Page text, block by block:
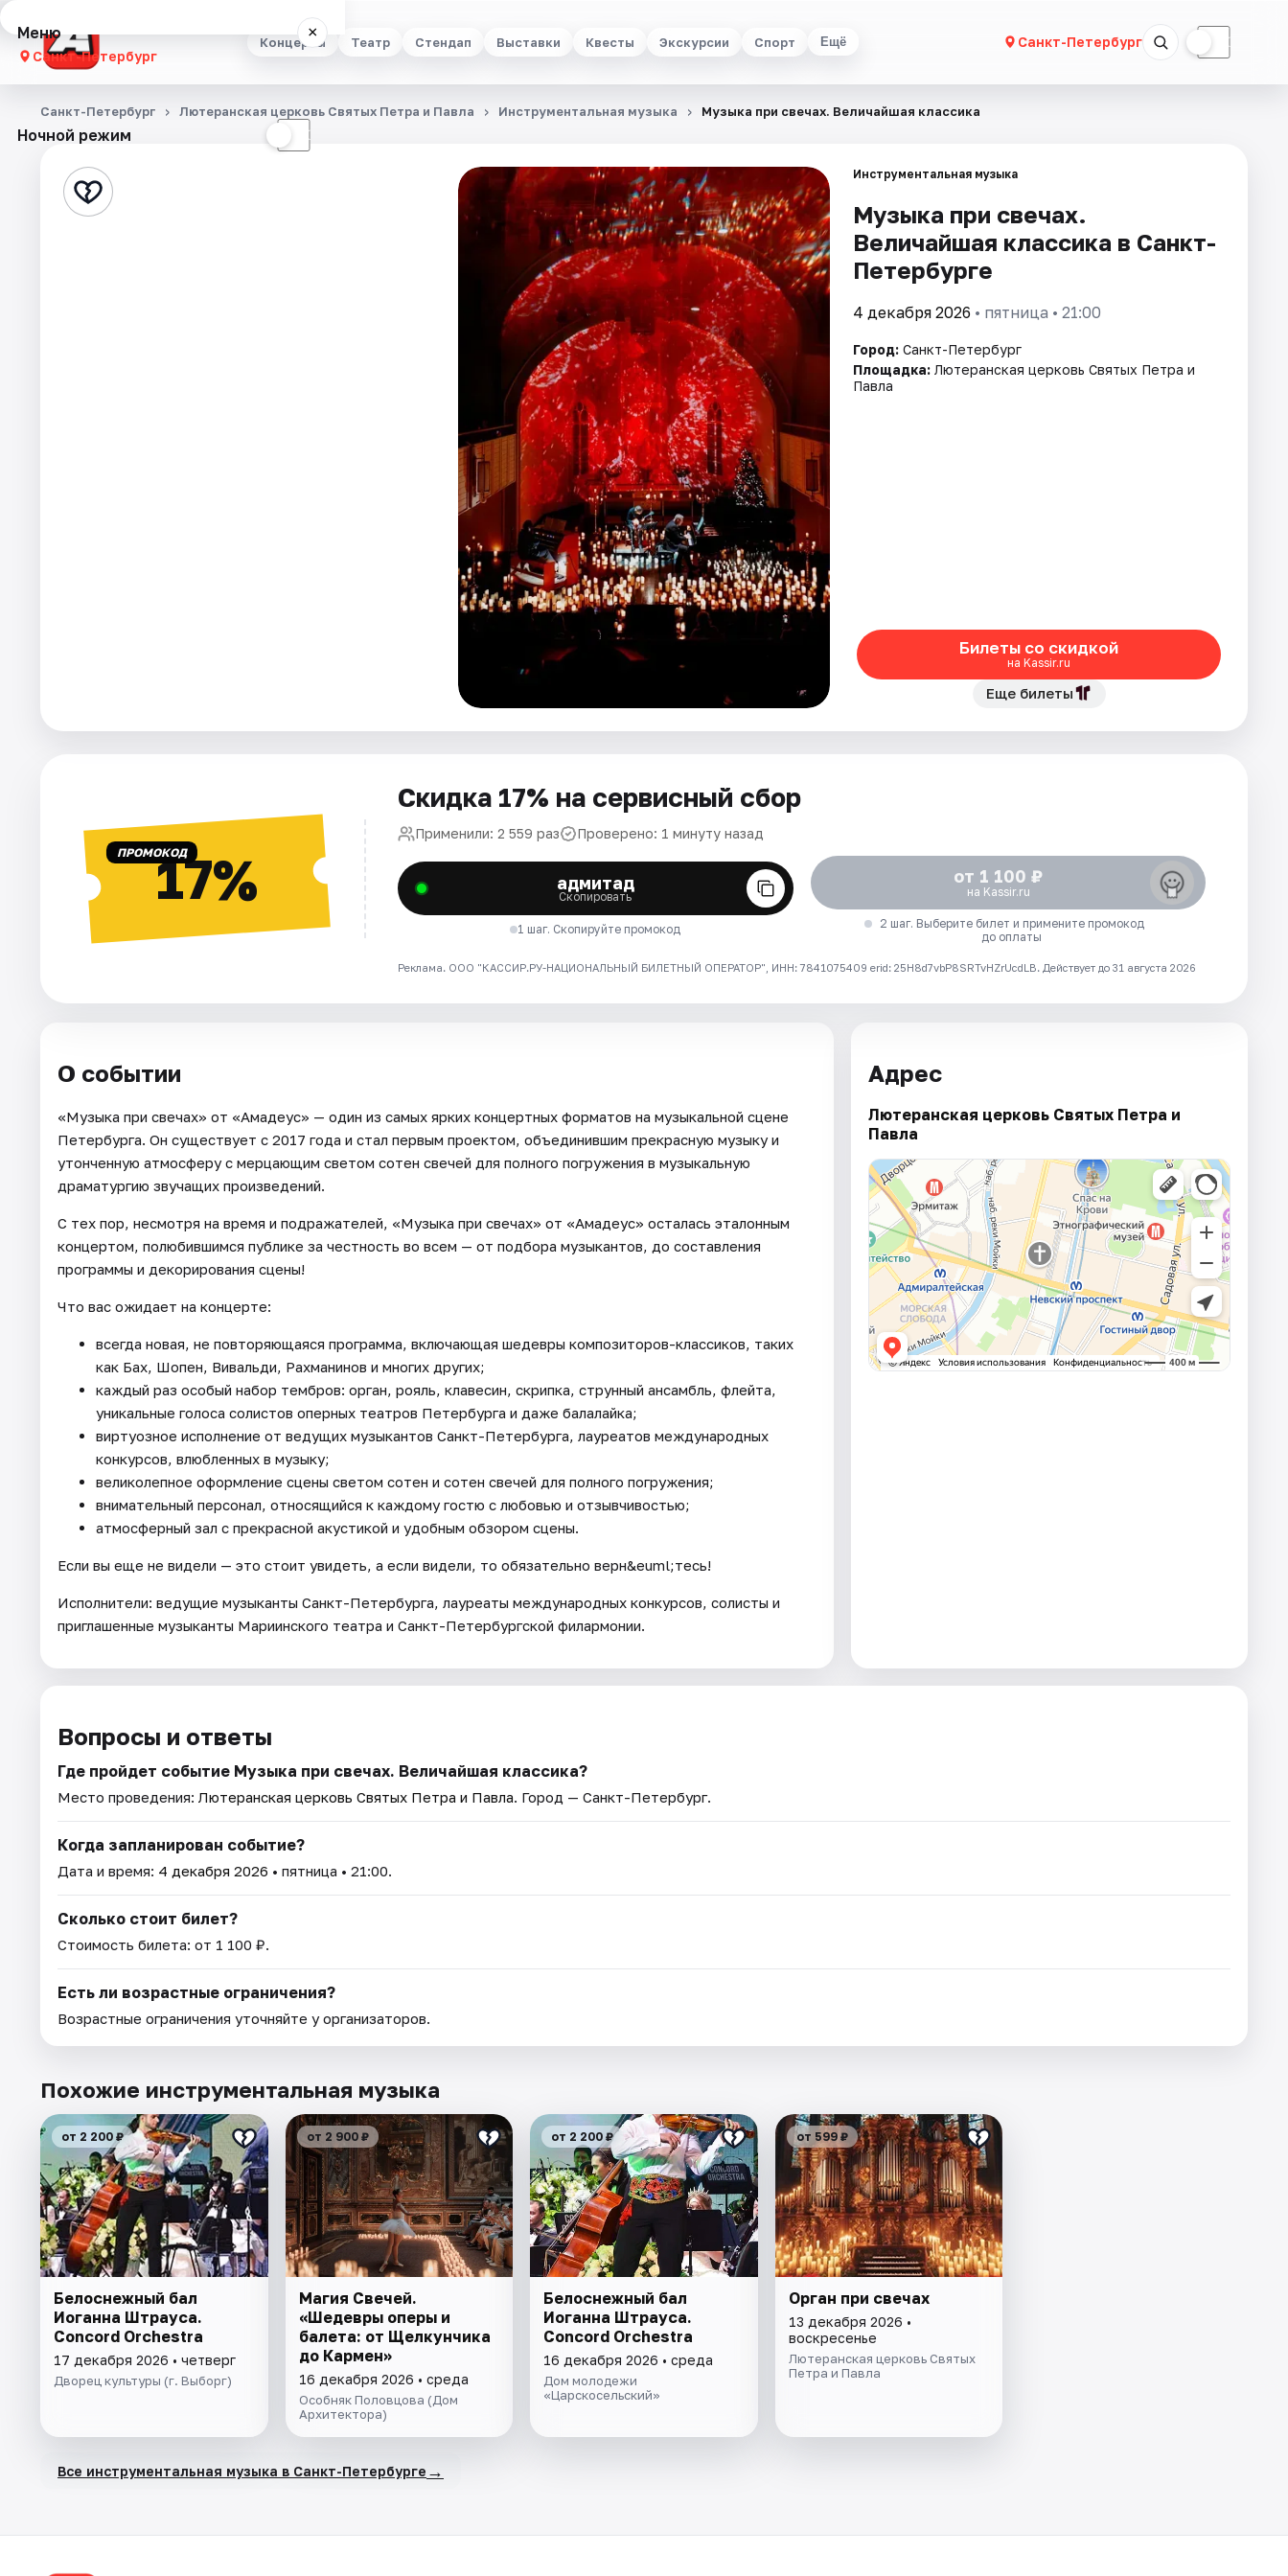
Концерты Театр Стендап Выставки Квесты Экскурсии Спорт Ещё Санкт-Петербург ☾
Меню ×
Санкт-Петербург
Концерты
Стендап
Ночной режим ☾
Санкт-Петербург Лютеранская церковь Святых Петра и Павла Инструментальная музыка Музыка при свечах. Величайшая классика
Инструментальная музыка
Музыка при свечах.
Величайшая классика в Санкт-
Петербурге
4 декабря 2026 • пятница • 21:00
Город: Санкт-Петербург
Площадка: Лютеранская церковь Святых Петра и
Павла
Билеты со скидкой
на Kassir.ru
Еще билеты
ПРОМОКОД17%
Скидка 17% на сервисный сбор
Применили: 2 559 раз Проверено: 1 минуту назад
адмитад
Скопировать
1 шаг. Скопируйте промокод
от 1 100 ₽
на Kassir.ru
2 шаг. Выберите билет и примените промокод
до оплаты
Реклама. ООО "КАССИР.РУ-НАЦИОНАЛЬНЫЙ БИЛЕТНЫЙ ОПЕРАТОР", ИНН: 7841075409 erid: 25H8d7vbP8SRTvHZrUcdLB. Действует до 31 августа 2026
О событии
«Музыка при свечах» от «Амадеус» — один из самых ярких концертных форматов на музыкальной сцене
Петербурга. Он существует с 2017 года и стал первым проектом, объединившим прекрасную музыку и
утонченную атмосферу с мерцающим светом сотен свечей для полного погружения в музыкальную
драматургию звучащих произведений.
С тех пор, несмотря на время и подражателей, «Музыка при свечах» от «Амадеус» осталась эталонным
концертом, полюбившимся публике за честность во всем — от подбора музыкантов, до составления
программы и декорирования сцены!
Что вас ожидает на концерте:
всегда новая, не повторяющаяся программа, включающая шедевры композиторов-классиков, таких
как Бах, Шопен, Вивальди, Рахманинов и многих других;
каждый раз особый набор тембров: орган, рояль, клавесин, скрипка, струнный ансамбль, флейта,
уникальные голоса солистов оперных театров Петербурга и даже балалайка;
виртуозное исполнение от ведущих музыкантов Санкт-Петербурга, лауреатов международных
конкурсов, влюбленных в музыку;
великолепное оформление сцены светом сотен и сотен свечей для полного погружения;
внимательный персонал, относящийся к каждому гостю с любовью и отзывчивостью;
атмосферный зал с прекрасной акустикой и удобным обзором сцены.
Если вы еще не видели — это стоит увидеть, а если видели, то обязательно верн&euml;тесь!
Исполнители: ведущие музыканты Санкт-Петербурга, лауреаты международных конкурсов, солисты и
приглашенные музыканты Мариинского театра и Санкт-Петербургской филармонии.
Адрес
Лютеранская церковь Святых Петра и
Павла
Вопросы и ответы
Где пройдет событие Музыка при свечах. Величайшая классика?
Место проведения: Лютеранская церковь Святых Петра и Павла. Город — Санкт-Петербург.
Когда запланирован событие?
Дата и время: 4 декабря 2026 • пятница • 21:00.
Сколько стоит билет?
Стоимость билета: от 1 100 ₽.
Есть ли возрастные ограничения?
Возрастные ограничения уточняйте у организаторов.
Похожие инструментальная музыка
от 2 200 ₽
Белоснежный бал
Иоганна Штрауса.
Concord Orchestra
17 декабря 2026 • четверг
Дворец культуры (г. Выборг)
от 2 900 ₽
Магия Свечей.
«Шедевры оперы и
балета: от Щелкунчика
до Кармен»
16 декабря 2026 • среда
Особняк Половцова (Дом
Архитектора)
от 2 200 ₽
Белоснежный бал
Иоганна Штрауса.
Concord Orchestra
16 декабря 2026 • среда
Дом молодежи
«Царскосельский»
от 599 ₽
Орган при свечах
13 декабря 2026 •
воскресенье
Лютеранская церковь Святых
Петра и Павла
Все инструментальная музыка в Санкт-Петербурге →